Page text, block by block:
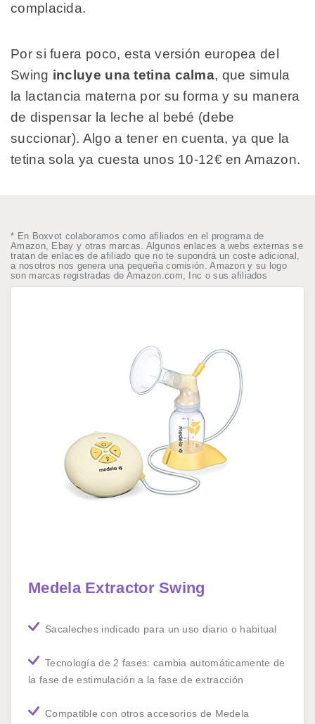
complacida.
Por si fuera poco, esta versión europea del
Swing incluye una tetina calma, que simula
la lactancia materna por su forma y su manera
de dispensar la leche al bebé (debe
succionar). Algo a tener en cuenta, ya que la
tetina sola ya cuesta unos 10-12€ en Amazon.
* En Boxvot colaboramos como afiliados en el programa de
Amazon, Ebay y otras marcas. Algunos enlaces a webs externas se
tratan de enlaces de afiliado que no te supondrá un coste adicional,
a nosotros nos genera una pequeña comisión. Amazon y su logo
son marcas registradas de Amazon.com, Inc o sus afiliados
Medela Extractor Swing
Sacaleches indicado para un uso diario o habitual
Tecnología de 2 fases: cambia automáticamente de
la fase de estimulación a la fase de extracción
Compatible con otros accesorios de Medela